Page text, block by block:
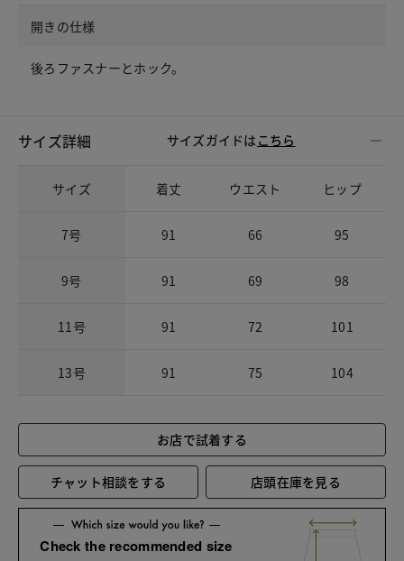
開きの仕様
後ろファスナーとホック。
サイズ詳細 サイズガイドは こちら
サイズ 着丈 ウエスト ヒップ
7号 91 66 95
9号 91 69 98
11号 91 72 101
13号 91 75 104
お店で試着する
チャット相談をする 店頭在庫を見る
Check the recommended size